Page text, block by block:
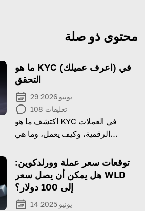
محتوى ذو صلة
ما هو KYC (اعرف عميلك) في
التحقق
29 يونيو 2026
108 تعليقات
اكتشف ما هو KYC في العملات
الرقمية، وكيف يعمل، وما هي
هويتك
توقعات سعر عملة وورلدكوين:
هل يمكن أن يصل سعر WLD
إلى 100 دولار؟
14 يونيو 2025